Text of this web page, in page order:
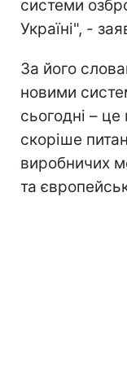
системи
Україні", -
За його
новими
сьогодні –
скоріше
виробничих
та